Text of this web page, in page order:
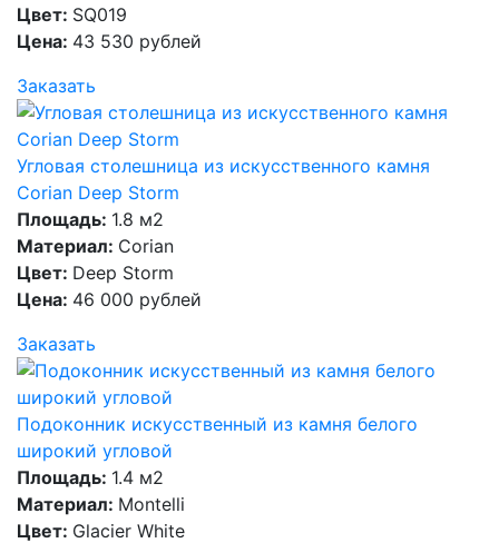
Цвет: SQ019
Цена: 43 530 рублей
Заказать
Угловая столешница из искусственного камня
Corian Deep Storm
Площадь: 1.8 м2
Материал: Corian
Цвет: Deep Storm
Цена: 46 000 рублей
Заказать
Подоконник искусственный из камня белого
широкий угловой
Площадь: 1.4 м2
Материал: Montelli
Цвет: Glacier White